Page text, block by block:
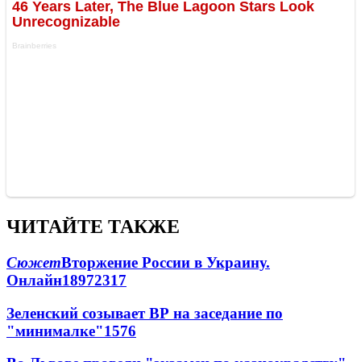
ЧИТАЙТЕ ТАКЖЕ
СюжетВторжение России в Украину.
Онлайн18972317
Зеленский созывает ВР на заседание по
"минималке"1576